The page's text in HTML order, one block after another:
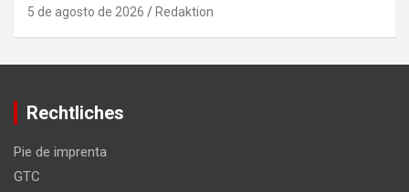
5 de agosto de 2026 Redaktion
Rechtliches
Pie de imprenta
GTC